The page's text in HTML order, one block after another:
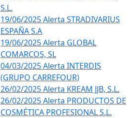
S.L.
19/06/2025 Alerta STRADIVARIUS
ESPAÑA S.A
19/06/2025 Alerta GLOBAL
COMARCOS, SL
04/03/2025 Alerta INTERDIS
(GRUPO CARREFOUR)
26/02/2025 Alerta KREAM JJB, S.L.
26/02/2025 Alerta PRODUCTOS DE
COSMÉTICA PROFESIONAL S.L.